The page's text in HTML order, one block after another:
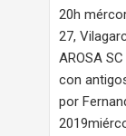
20h
27,
AROSA
con
por